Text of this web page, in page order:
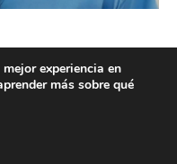
reservados
experiencia en
más sobre qué